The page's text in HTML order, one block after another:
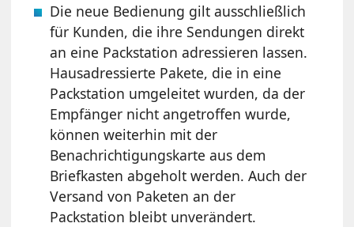
Die neue Bedienung gilt ausschließlich
für Kunden, die ihre Sendungen direkt
an eine Packstation adressieren lassen.
Hausadressierte Pakete, die in eine
Packstation umgeleitet wurden, da der
Empfänger nicht angetroffen wurde,
können weiterhin mit der
Benachrichtigungskarte aus dem
Briefkasten abgeholt werden. Auch der
Versand von Paketen an der
Packstation bleibt unverändert.